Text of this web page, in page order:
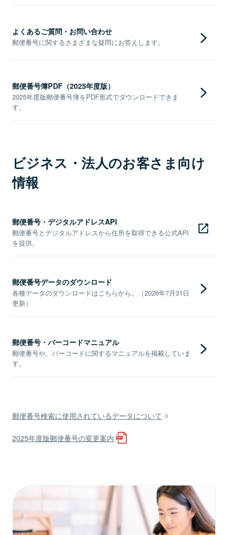
よくあるご質問・お問い合わせ
郵便番号に関するさまざまな疑問にお答えします。
郵便番号簿PDF（2025年度版）
2025年度版郵便番号簿をPDF形式でダウンロードできま
す。
ビジネス・法人のお客さま向け
情報
郵便番号・デジタルアドレスAPI
郵便番号とデジタルアドレスから住所を取得できる公式API
を提供。
郵便番号データのダウンロード
各種データのダウンロードはこちらから。（2026年7月31日
更新）
郵便番号・バーコードマニュアル
郵便番号や、バーコードに関するマニュアルを掲載していま
す。
郵便番号検索に使用されているデータについて
2025年度版郵便番号の変更案内